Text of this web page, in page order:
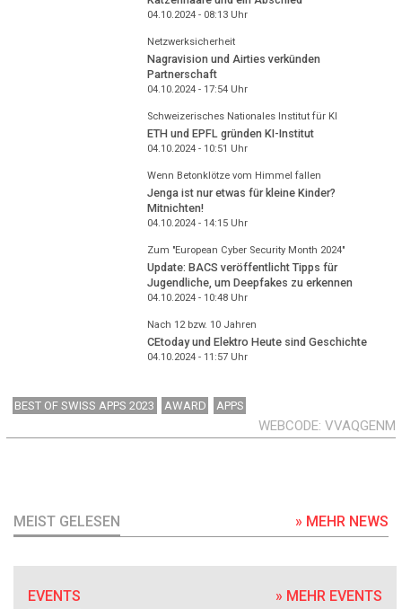
04.10.2024 - 08:13Uhr
Netzwerksicherheit
Nagravision und Airties verkünden
Partnerschaft
04.10.2024 - 17:54Uhr
Schweizerisches Nationales Institut für KI
ETH und EPFL gründen KI-Institut
04.10.2024 - 10:51 Uhr
Wenn Betonklötze vom Himmel fallen
Jenga ist nur etwas für kleine Kinder?
Mitnichten!
04.10.2024 - 14:15Uhr
Zum "European Cyber Security Month 2024"
Update: BACS veröffentlicht Tipps für
Jugendliche, um Deepfakes zu erkennen
04.10.2024 - 10:48Uhr
Nach 12 bzw. 10 Jahren
CEtoday und Elektro Heute sind Geschichte
04.10.2024 - 11:57Uhr
BEST OF SWISS APPS 2023 AWARD APPS
WEBCODE VVAQGENM
MEIST GELESEN » MEHR NEWS
EVENTS » MEHR EVENTS